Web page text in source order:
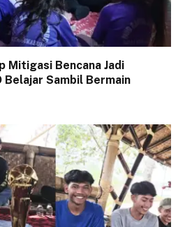
Mitigasi Bencana Jadi
Belajar Sambil Bermain